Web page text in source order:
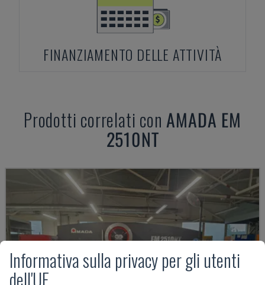
FINANZIAMENTO DELLE ATTIVITÀ
Prodotti correlati conAMADA EM
2510NT
Informativa sulla privacy per gli utenti
dell'UE